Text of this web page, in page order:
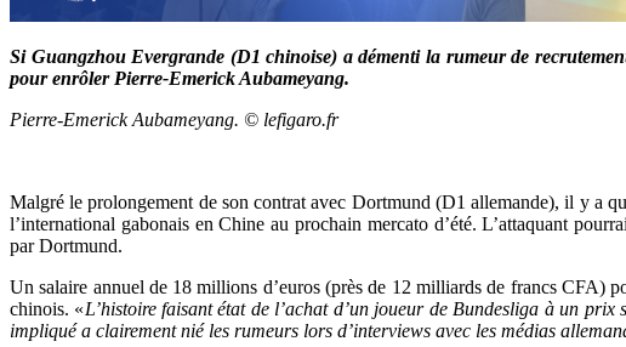
Si Guangzhou Evergrande (D1 chinoise) a démenti la rumeur de
pour enrôler Pierre-Emerick Aubameyang.
Pierre-Emerick Aubameyang. © lefigaro.fr
Malgré le prolongement de son contrat avec Dortmund (D1 allemande), il y a
l’international gabonais en Chine au prochain mercato d’été. L’attaquant
par Dortmund.
Un salaire annuel de 18 millions d’euros (près de 12 milliards de francs CFA)
chinois. «L’histoire faisant état de l’achat d’un joueur de Bundesliga à un
impliqué a clairement nié les rumeurs lors d’interviews avec les médias